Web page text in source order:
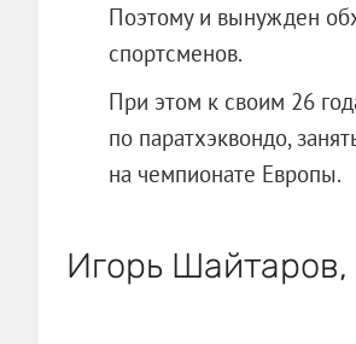
Поэтому и вынужден
спортсменов.
При этом к своим 26
по паратхэквондо,
на чемпионате Европы.
Игорь Шайтаров,